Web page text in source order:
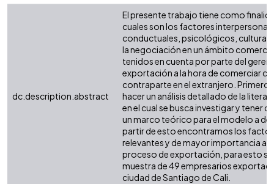
dc.description.abstract
El presente trabajo tiene como
cuales son los factores
conductuales, psicológicos,
la negociación en un ámbito
tenidos en cuenta por parte del
exportación a la hora de comerciar
contraparte en el extranjero. Primero
hacer un análisis detallado de la
en el cual se busca investigar y tener
un marco teórico para el modelo a
partir de esto encontramos los
relevantes y de mayor importancia al
proceso de exportación, para esto
muestra de 49 empresarios
ciudad de Santiago de Cali.